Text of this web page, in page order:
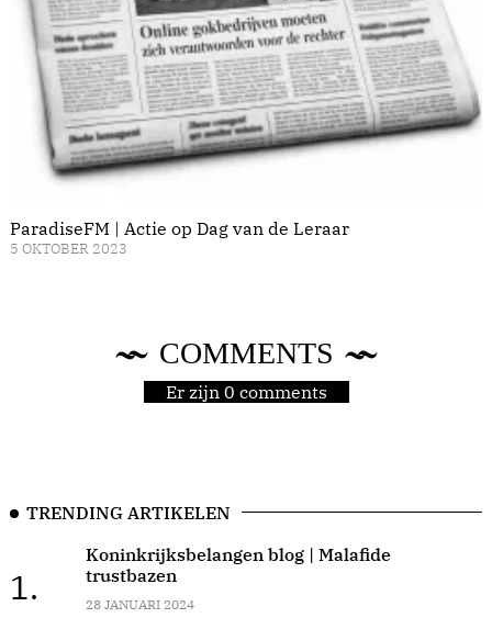
ParadiseFM | Actie op Dag van de Leraar
5 OKTOBER 2023
COMMENTS
Er zijn 0 comments
TRENDING ARTIKELEN
1.
Koninkrijksbelangen blog | Malafide
trustbazen
28 JANUARI 2024